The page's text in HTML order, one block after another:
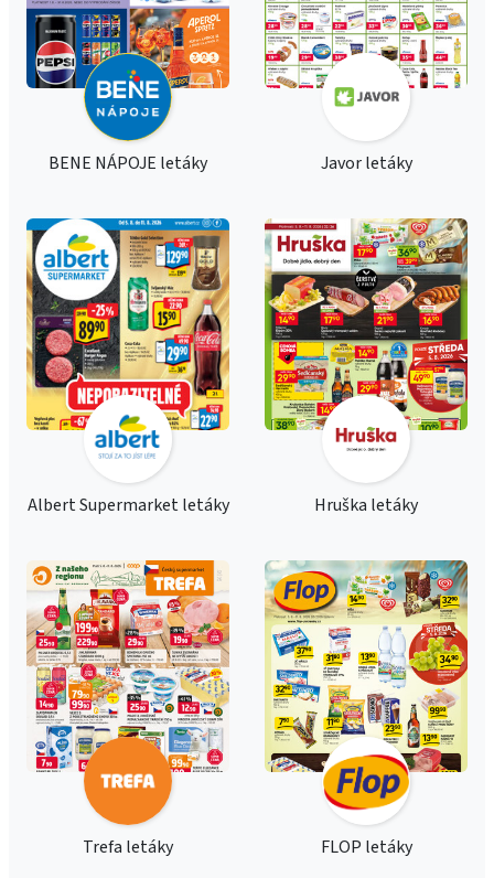
BENE NÁPOJE letáky Javor letáky
Albert Supermarket letáky Hruška letáky
Trefa letáky FLOP letáky